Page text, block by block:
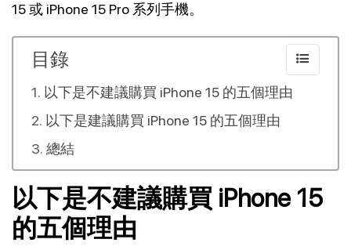
15 或 iPhone 15 Pro 系列手機。
目錄
以下是不建議購買 iPhone 15 的五個理由
以下是建議購買 iPhone 15 的五個理由
總結
以下是不建議購買 iPhone 15
的五個理由